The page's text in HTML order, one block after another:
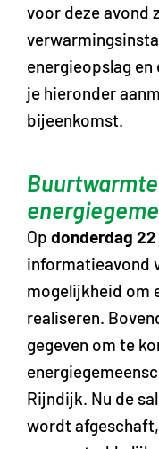
voor deze avond
energieopslag
je hieronder
bijeenkomst.
Op donderdag
informatieavond
mogelijkheid om
realiseren.
gegeven om te
Rijndijk. Nu de
wordt